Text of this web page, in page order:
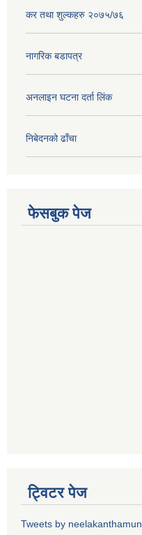
कर तथा शुल्कहरु २०७५/७६
नागरिक बडापत्र
अनलाइन घटना दर्ता लिंक
निबेदनको ढाँचा
फेसबुक पेज
ट्विटर पेज
Tweets by neelakanthamun